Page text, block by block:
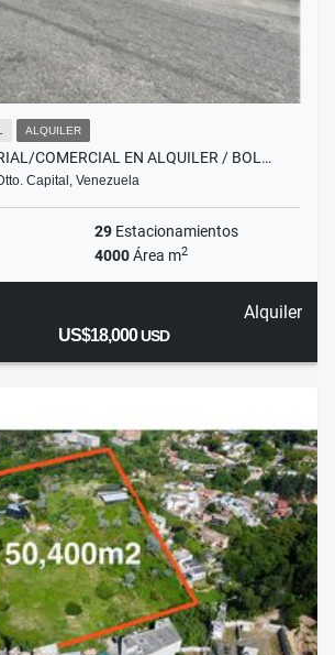
ALQUILER
COMERCIAL EN ALQUILER / BOL…
Capital, Venezuela
29 Estacionamientos
4000Área m2
Alquiler
US$18,000USD